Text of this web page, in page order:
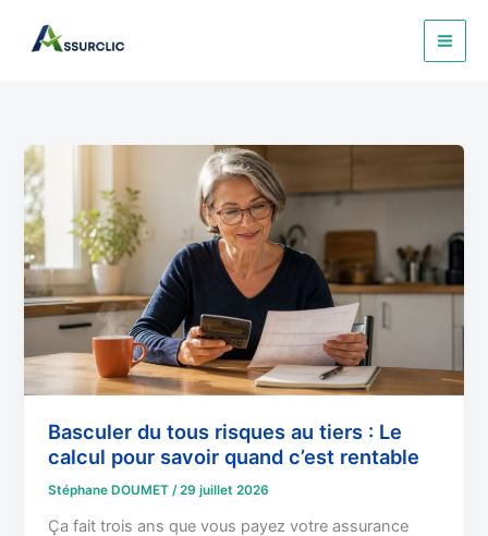
Basculer du tous risques au tiers : Le
calcul pour savoir quand c’est rentable
Stéphane DOUMET /29 juillet 2026
Ça fait trois ans que vous payez votre assurance
tous
risques
tiers
:
calcul
pour
quand
c’est
rentable